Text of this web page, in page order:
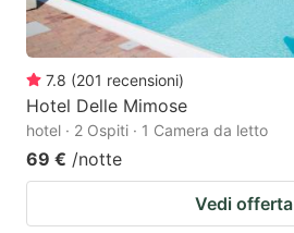
7.8 (201 recensioni)
Hotel Delle Mimose
hotel · 2 Ospiti · 1 Camera da letto
69 € /notte
Vedi offerta